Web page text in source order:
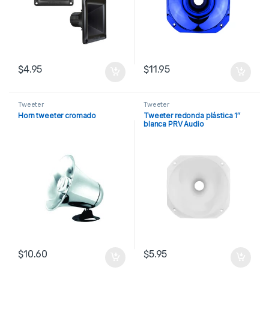
$4.95 $11.95
Tweeter
Horn tweeter cromado
$10.60
Tweeter
Tweeter redonda plástica 1″
blanca PRV Audio
$5.95